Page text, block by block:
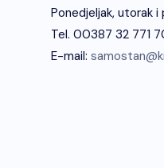
Ponedjeljak, utorak
Tel. 00387 32 771
E-mail: